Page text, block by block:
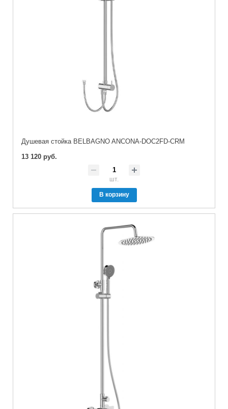
Душевая стойка BELBAGNO ANCONA-DOC2FD-CRM
13 120 руб.
шт.
В корзину